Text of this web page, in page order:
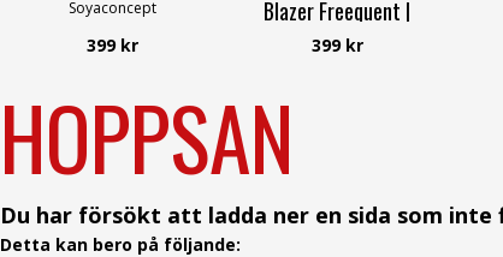
Soyaconcept
399 kr
Blazer Freequent |
Smilebutiken
399 kr
HOPPSAN
Du har försökt att ladda ner en sida som inte
Detta kan bero på följande: